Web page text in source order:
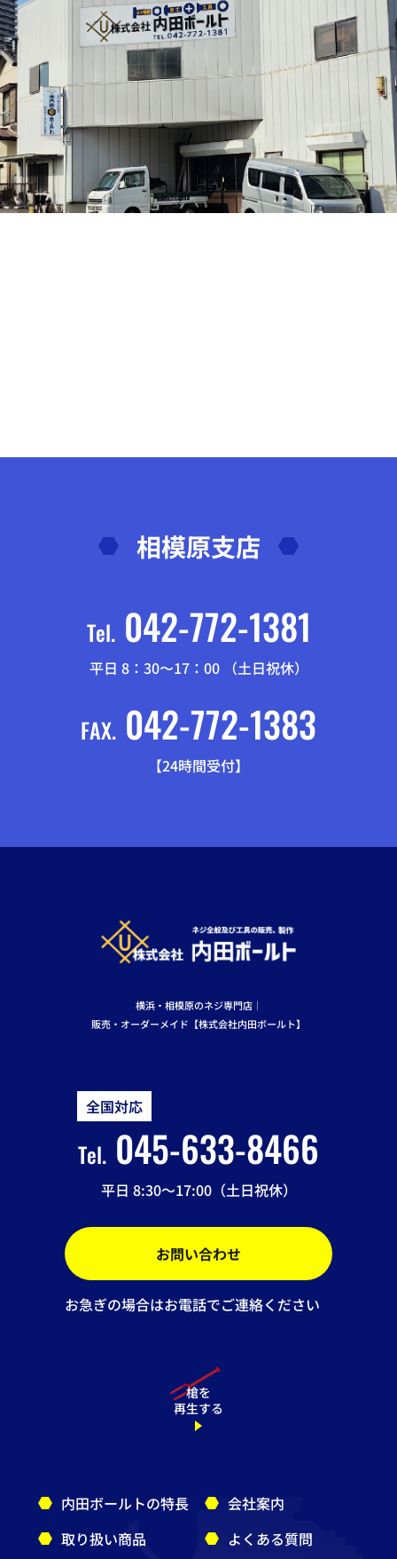
相模原支店
Tel. 042-772-1381
平日 8：30〜17：00 （土日祝休）
FAX. 042-772-1383
【24時間受付】
横浜・相模原のネジ専門店｜
販売・オーダーメイド【株式会社内田ボールト】
全国対応
Tel. 045-633-8466
平日 8:30～17:00（土日祝休）
お問い合わせ
お急ぎの場合はお電話でご連絡ください
槍を
再生する
内田ボールトの特長
取り扱い商品
会社案内
よくある質問